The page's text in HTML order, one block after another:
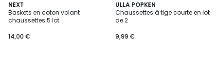
NEXT
Baskets en coton volant
chaussettes 5 lot
14,00 €
ULLA POPKEN
Chaussettes à tige courte en lot
de 2
9,99 €